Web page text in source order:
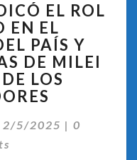
EL ROL
EN EL
PAÍS Y
DE MILEI
LOS
2/5/2025 | 0